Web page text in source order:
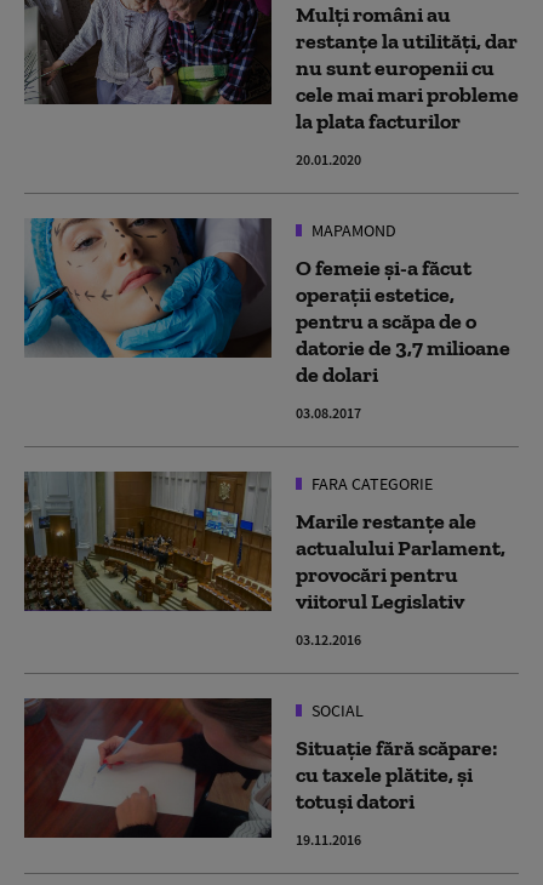
Mulți români au
restanțe la utilități, dar
nu sunt europenii cu
cele mai mari probleme
la plata facturilor
20.01.2020
MAPAMOND
O femeie și-a făcut
operații estetice,
pentru a scăpa de o
datorie de 3,7 milioane
de dolari
03.08.2017
FARA CATEGORIE
Marile restanţe ale
actualului Parlament,
provocări pentru
viitorul Legislativ
03.12.2016
SOCIAL
Situaţie fără scăpare:
cu taxele plătite, şi
totuşi datori
19.11.2016